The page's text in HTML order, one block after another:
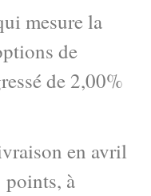
mesure la
de
de 2,00%
en avril
points, à